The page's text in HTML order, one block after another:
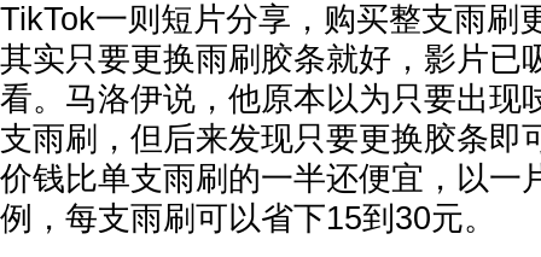
TikTok一则短片分享，购买整支雨刷
其实只要更换雨刷胶条就好，影片已
看。马洛伊说，他原本以为只要出现
支雨刷，但后来发现只要更换胶条即
价钱比单支雨刷的一半还便宜，以一
例，每支雨刷可以省下15到30元。